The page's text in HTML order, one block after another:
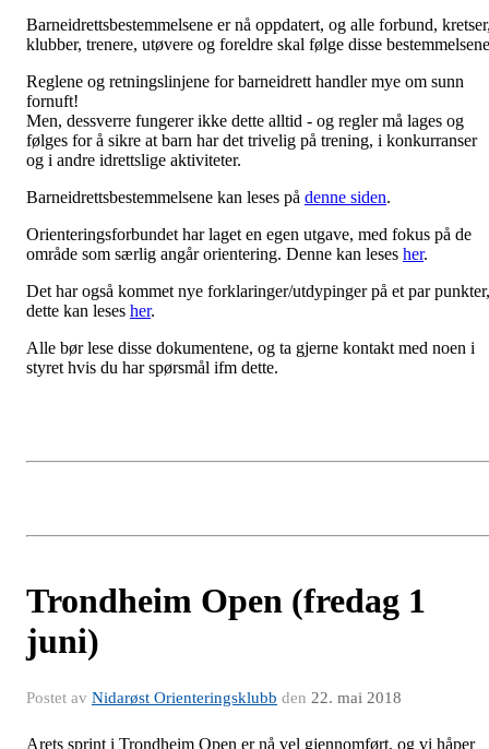
Barneidrettsbestemmelsene er nå oppdatert, og alle forbund,
klubber, trenere, utøvere og foreldre skal følge disse
Reglene og retningslinjene for barneidrett handler mye om sunn
fornuft!
Men, dessverre fungerer ikke dette alltid - og regler må lages og
følges for å sikre at barn har det trivelig på trening, i konkurranser
og i andre idrettslige aktiviteter.
Barneidrettsbestemmelsene kan leses på denne siden.
Orienteringsforbundet har laget en egen utgave, med fokus på de
område som særlig angår orientering. Denne kan leses her.
Det har også kommet nye forklaringer/utdypinger på et par punkter,
dette kan leses her.
Alle bør lese disse dokumentene, og ta gjerne kontakt med noen i
styret hvis du har spørsmål ifm dette.
Trondheim Open (fredag 1
juni)
Postet av Nidarøst Orienteringsklubb den 22. mai 2018
Arets sprint i Trondheim Open er nå vel gjennomført, og vi håper